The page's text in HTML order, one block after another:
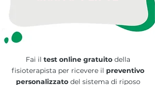
Fai il test online gratuito della
fisioterapista per ricevere il preventivo
personalizzatodel sistema di riposo